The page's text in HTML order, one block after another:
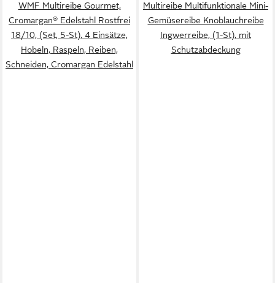
WMF Multireibe Gourmet,
Cromargan® Edelstahl Rostfrei
18/10, (Set, 5-St), 4 Einsätze,
Hobeln, Raspeln, Reiben,
Schneiden, Cromargan Edelstahl
Multireibe Multifunktionale Mini-
Gemüsereibe Knoblauchreibe
Ingwerreibe, (1-St), mit
Schutzabdeckung